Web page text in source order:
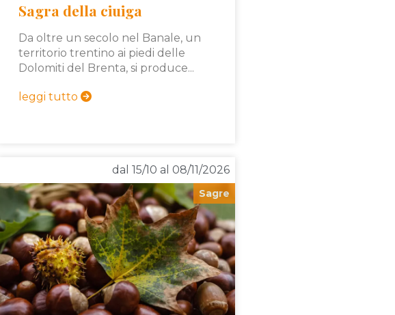
Sagra della ciuiga
Da oltre un secolo nel Banale, un
territorio trentino ai piedi delle
Dolomiti del Brenta, si produce...
leggi tutto
dal 15/10 al 08/11/2026
Sagre